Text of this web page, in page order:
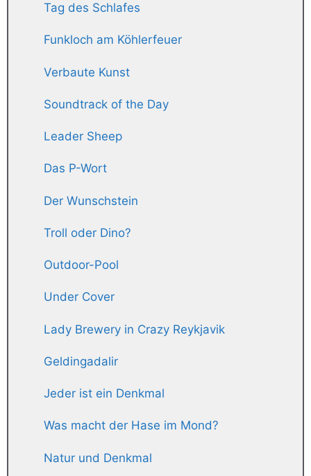
Tag des Schlafes
Funkloch am Köhlerfeuer
Verbaute Kunst
Soundtrack of the Day
Leader Sheep
Das P-Wort
Der Wunschstein
Troll oder Dino?
Outdoor-Pool
Under Cover
Lady Brewery in Crazy Reykjavik
Geldingadalir
Jeder ist ein Denkmal
Was macht der Hase im Mond?
Natur und Denkmal